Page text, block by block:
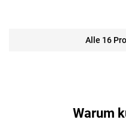
Alle 16
Warum